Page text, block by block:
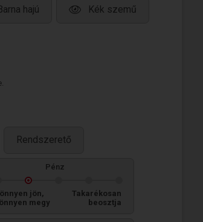
hajú Kék szemű
Rendszerető
Pénz
jön,
megy
Takarékosan
beosztja